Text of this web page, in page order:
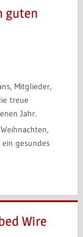
guten
Mitglieder,
treue
Jahr.
gesundes
Wire